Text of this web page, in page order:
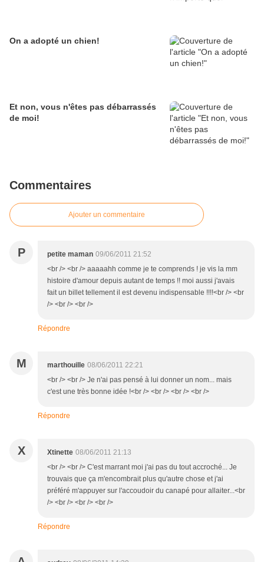
On a adopté un chien!
Et non, vous n'êtes pas débarrassés
de moi!
Commentaires
Ajouter un commentaire
P petite maman 09/06/2011 21:52
<br /> <br /> aaaaahh comme je te comprends ! je vis la mm
histoire d'amour depuis autant de temps !! moi aussi j'avais
fait un billet tellement il est devenu indispensable !!!!<br /> <br
/> <br /> <br />
Répondre
M marthouille 08/06/2011 22:21
<br /> <br /> Je n'ai pas pensé à lui donner un nom... mais
c'est une très bonne idée !<br /> <br /> <br /> <br />
Répondre
X Xtinette 08/06/2011 21:13
<br /> <br /> C'est marrant moi j'ai pas du tout accroché... Je
trouvais que ça m'encombrait plus qu'autre chose et j'ai
préféré m'appuyer sur l'accoudoir du canapé pour allaiter...<br
/> <br /> <br /> <br />
Répondre